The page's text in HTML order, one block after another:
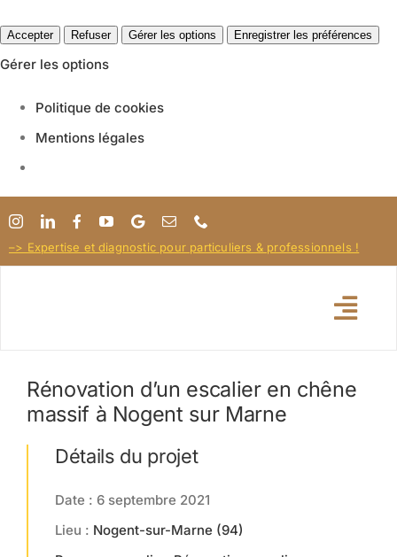
Accepter Refuser Gérer les options Enregistrer les préférences
Gérer les options
Politique de cookies
Mentions légales
contenu
–> Expertise et diagnostic pour particuliers & professionnels !
Pose / Rénovation parquet
Entretien Terrasse
Pour les Pros !
Rénovation d’un escalier en chêne
massif à Nogent sur Marne
Détails du projet
Date : 6 septembre 2021
Lieu : Nogent-sur-Marne (94)